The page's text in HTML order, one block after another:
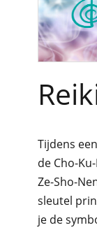
Tijdens
de Cho-
Ze-Sho-
sleutel
je de